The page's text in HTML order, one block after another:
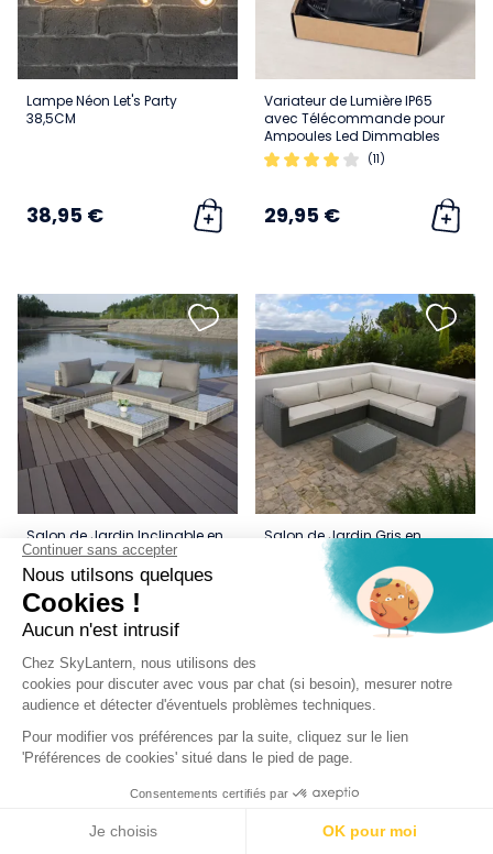
Lampe Néon Let's Party
38,5CM
38,95 €
Variateur de Lumière IP65
avec Télécommande pour
Ampoules Led Dimmables
(11)
29,95 €
Salon de Jardin Inclinable en
Résine Tressée - 5 Places
979,95 €
Salon de Jardin Gris en
Résine Tressé - 5 Places